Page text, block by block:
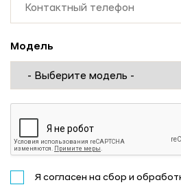
Модель
Я согласен на сбор и